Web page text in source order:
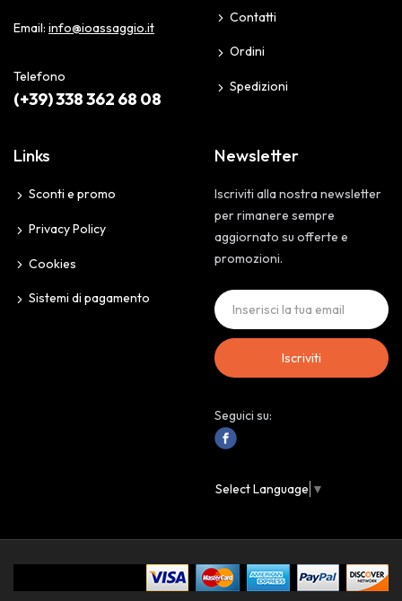
Email: info@ioassaggio.it
Telefono
(+39) 338 362 68 08
Contatti
Ordini
Spedizioni
Links
Sconti e promo
Privacy Policy
Cookies
Sistemi di pagamento
Newsletter
Iscriviti alla nostra newsletter
per rimanere sempre
aggiornato su offerte e
promozioni.
Iscriviti
Seguici su:
Select Language ▼
IoAssaggio.it © 2024 Personal Store. All Rights Reserved